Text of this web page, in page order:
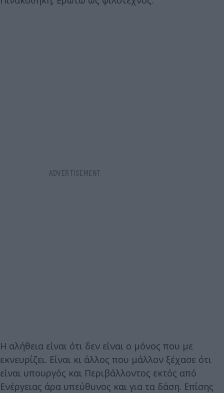
Η αλήθεια είναι ότι δεν είναι ο μόνος που με
εκνευρίζει. Είναι κι άλλος που μάλλον ξέχασε ότι
είναι υπουργός και Περιβάλλοντος εκτός από
Ενέργειας άρα υπεύθυνος και για τα δάση. Επίσης